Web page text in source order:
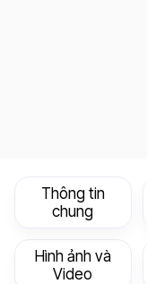
Thông tin
chung
Hình ảnh và
Video